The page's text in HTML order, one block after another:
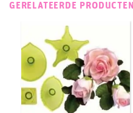
GERELATEERDE PRODUCTEN